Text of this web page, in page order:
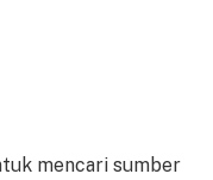
mencari sumber